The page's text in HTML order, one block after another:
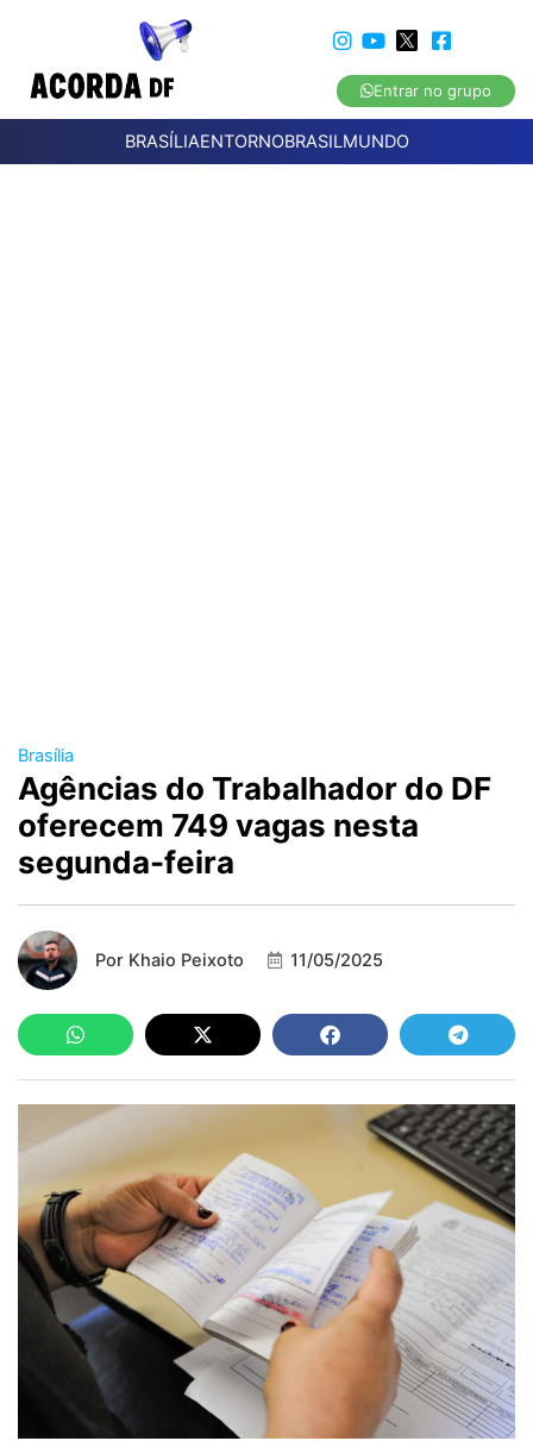
Entrar no grupo
BRASÍLIAENTORNOBRASILMUNDO
Brasília
Agências do Trabalhador do DF
oferecem 749 vagas nesta
segunda-feira
Por Khaio Peixoto 11/05/2025